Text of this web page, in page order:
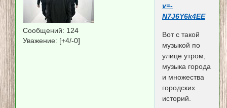
Сообщений: 124
Уважение: [+4/-0]
v=-
N7J6Y6k4EE
Вот с такой
музыкой по
улице утром,
музыка города
и множества
городских
историй.